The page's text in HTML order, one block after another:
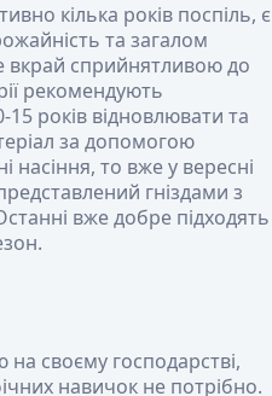
кілька років поспіль, є
та загалом
вкрай сприйнятливою до
рекомендують
років відновлювати та
за допомогою
насіння, то вже у вересні
гніздами з
вже добре підходять
своєму господарстві,
навичок не потрібно.